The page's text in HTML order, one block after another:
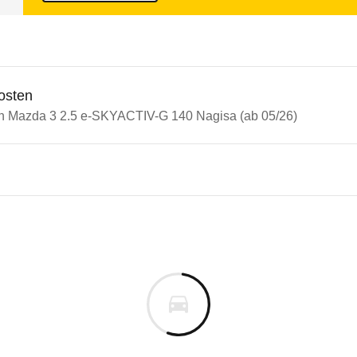
Mazda 3 2.5 e-SKYACTIV-G 140 Nagisa (ab 05/26)
Baureihengeneration wie das
dafür erforderliche Punktzahl sehr deutlich.